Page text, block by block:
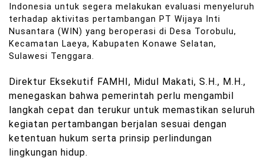
Indonesia untuk segera melakukan evaluasi menyeluruh
terhadap aktivitas pertambangan PT Wijaya Inti
Nusantara (WIN) yang beroperasi di Desa Torobulu,
Kecamatan Laeya, Kabupaten Konawe Selatan,
Sulawesi Tenggara.
Direktur Eksekutif FAMHI, Midul Makati, S.H., M.H.,
menegaskan bahwa pemerintah perlu mengambil
langkah cepat dan terukur untuk memastikan seluruh
kegiatan pertambangan berjalan sesuai dengan
ketentuan hukum serta prinsip perlindungan
lingkungan hidup.